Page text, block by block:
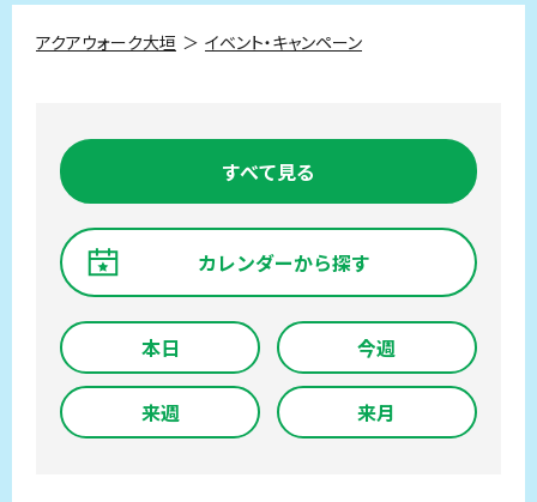
アクアウォーク大垣 イベント・キャンペーン
すべて見る
カレンダーから探す
本日 今週
来週 来月